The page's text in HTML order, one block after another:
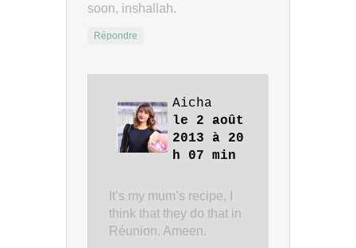
soon, inshallah.
Répondre
Aicha
le 2 août
2013 à 20
h 07 min
It’s my mum’s recipe, I
think that they do that in
Réunion. Ameen.